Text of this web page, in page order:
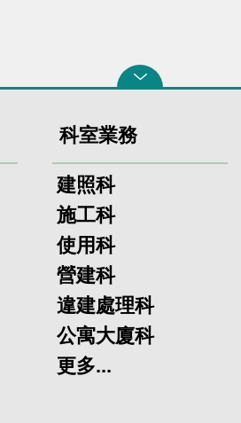
科室業務
建照科
施工科
使用科
營建科
違建處理科
公寓大廈科
更多...